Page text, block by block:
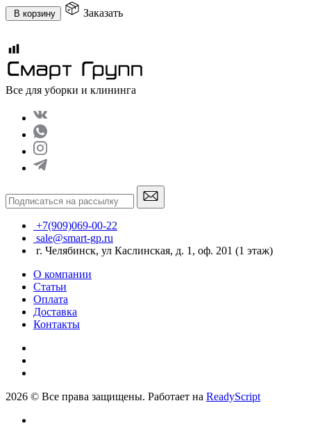
В корзину Заказать
Все для уборки и клининга
+7(909)069-00-22
sale@smart-gp.ru
г. Челябинск, ул Каслинская, д. 1, оф. 201 (1 этаж)
О компании
Статьи
Оплата
Доставка
Контакты
2026 © Все права защищены. Работает на ReadyScript